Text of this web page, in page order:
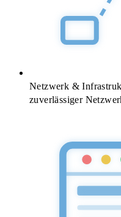
Netzwerk &
zuverlässiger